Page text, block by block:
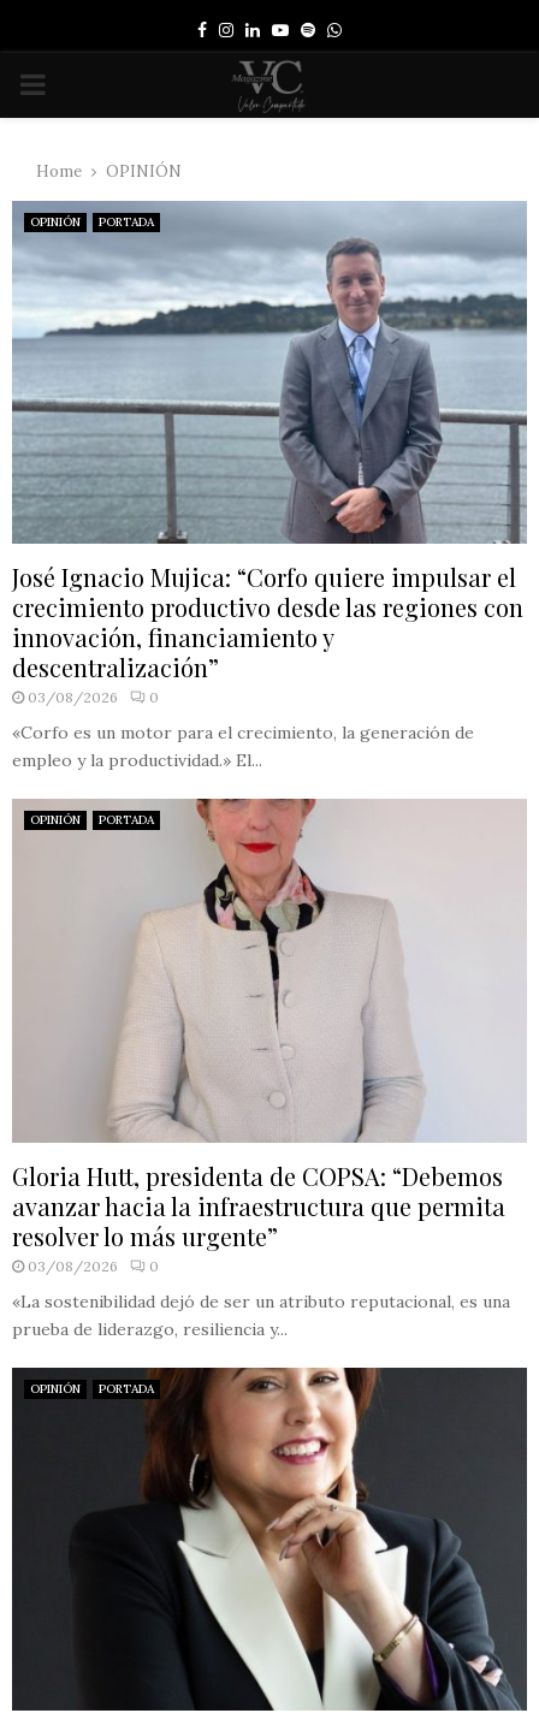
Facebook
Instagram
LinkedinYoutube
SpotifyWhatsapp
PRIMARY
Home OPINIÓN
OPINIÓN PORTADA
José Ignacio Mujica: “Corfo quiere impulsar el
crecimiento productivo desde las regiones con
innovación, financiamiento y
descentralización”
03/08/2026 0
«Corfo es un motor para el crecimiento, la generación de
empleo y la productividad.» El...
OPINIÓN PORTADA
Gloria Hutt, presidenta de COPSA: “Debemos
avanzar hacia la infraestructura que permita
resolver lo más urgente”
03/08/2026 0
«La sostenibilidad dejó de ser un atributo reputacional, es una
prueba de liderazgo, resiliencia y...
OPINIÓN PORTADA